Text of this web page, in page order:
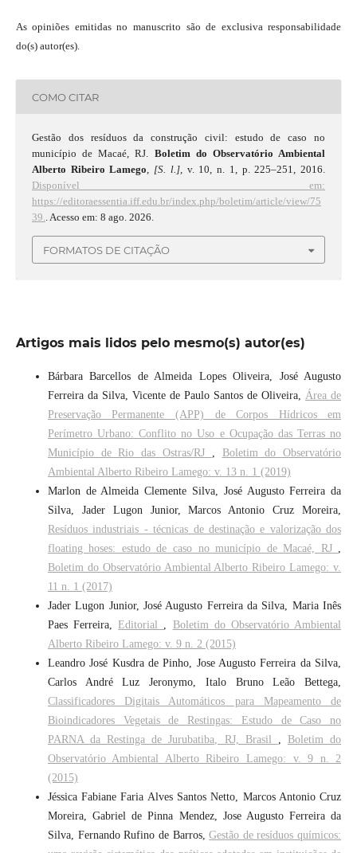
As opiniões emitidas no manuscrito são de exclusiva responsabilidade
do(s) autor(es).
COMO CITAR
Gestão dos resíduos da construção civil: estudo de caso no
município de Macaé, RJ. Boletim do Observatório Ambiental
Alberto Ribeiro Lamego, [S. l.], v. 10, n. 1, p. 225–251, 2016.
Disponível em:
https://editoraessentia.iff.edu.br/index.php/boletim/article/view/75
39.. Acesso em: 8 ago. 2026.
FORMATOS DE CITAÇÃO
Artigos mais lidos pelo mesmo(s) autor(es)
Bárbara Barcellos de Almeida Lopes Oliveira, José Augusto
Ferreira da Silva, Vicente de Paulo Santos de Oliveira, Área de
Preservação Permanente (APP) de Corpos Hídricos em
Perímetro Urbano: Conflito no Uso e Ocupação das Terras no
Município de Rio das Ostras/RJ
Boletim do Observatório
Ambiental Alberto Ribeiro Lamego: v. 13 n. 1 (2019)
Marlon de Almeida Clemente Silva, José Augusto Ferreira da
Silva, Jader Lugon Junior, Marcos Antonio Cruz Moreira,
Resíduos industriais - técnicas de destinação e valorização dos
floating hoses: estudo de caso no município de Macaé, RJ
Boletim do Observatório Ambiental Alberto Ribeiro Lamego: v.
11 n. 1 (2017)
Jader Lugon Junior, José Augusto Ferreira da Silva, Maria Inês
Paes Ferreira, Editorial
Boletim do Observatório Ambiental
Alberto Ribeiro Lamego: v. 9 n. 2 (2015)
Leandro José Kusdra de Pinho, Jose Augusto Ferreira da Silva,
Carlos André Luz Jeronymo, Italo Bruno Leão Bettega,
Classificadores Digitais Automáticos para Mapeamento de
Bioindicadores Vegetais de Restingas: Estudo de Caso no
PARNA da Restinga de Jurubatiba, RJ, Brasil
Boletim do
Observatório Ambiental Alberto Ribeiro Lamego: v. 9 n. 2
(2015)
Jéssica Fabiane Faria Alves Santos Netto, Marcos Antonio Cruz
Moreira, Gabriel de Pinna Mendez, Jose Augusto Ferreira da
Silva, Fernando Rufino de Barros,Gestão de resíduos químicos: